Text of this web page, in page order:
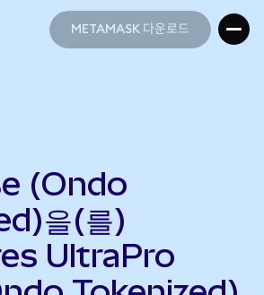
METAMASK 다운로드
(Ondo
을(를)
UltraPro